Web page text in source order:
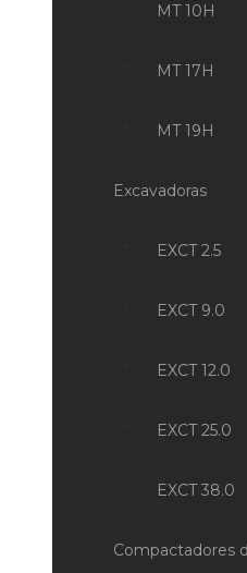
MT 10H
MT 17H
MT 19H
Excavadoras
EXCT 2.5
EXCT 9.0
EXCT 12.0
EXCT 25.0
EXCT 38.0
Compactadores